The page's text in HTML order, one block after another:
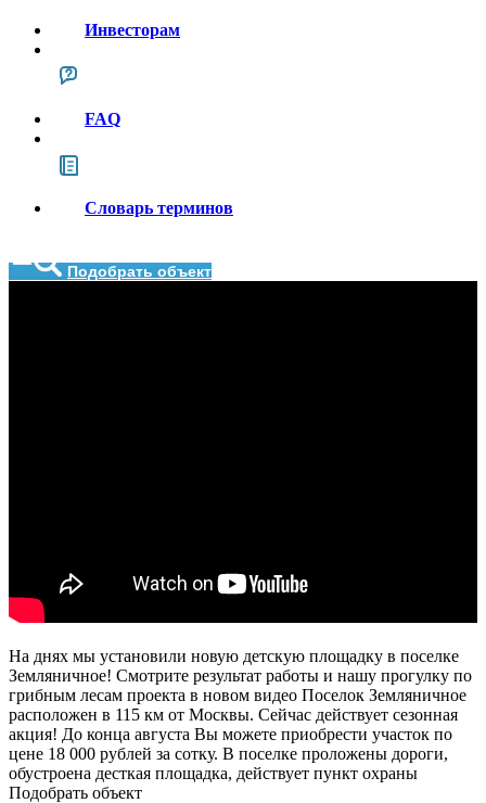
Инвесторам
FAQ
Словарь терминов
Подобрать объект
На днях мы установили новую детскую площадку в поселке
Земляничное! Смотрите результат работы и нашу прогулку по
грибным лесам проекта в новом видео Поселок Земляничное
расположен в 115 км от Москвы. Сейчас действует сезонная
акция! До конца августа Вы можете приобрести участок по
цене 18 000 рублей за сотку. В поселке проложены дороги,
обустроена десткая площадка, действует пункт охраны
Подобрать объект